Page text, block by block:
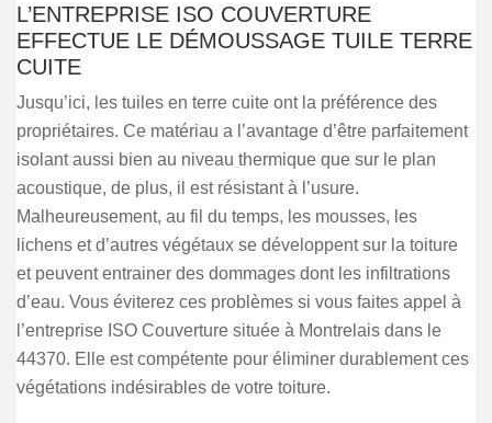
L’ENTREPRISE ISO COUVERTURE
EFFECTUE LE DÉMOUSSAGE TUILE TERRE
CUITE
Jusqu’ici, les tuiles en terre cuite ont la préférence des
propriétaires. Ce matériau a l’avantage d’être parfaitement
isolant aussi bien au niveau thermique que sur le plan
acoustique, de plus, il est résistant à l’usure.
Malheureusement, au fil du temps, les mousses, les
lichens et d’autres végétaux se développent sur la toiture
et peuvent entrainer des dommages dont les infiltrations
d’eau. Vous éviterez ces problèmes si vous faites appel à
l’entreprise ISO Couverture située à Montrelais dans le
44370. Elle est compétente pour éliminer durablement ces
végétations indésirables de votre toiture.